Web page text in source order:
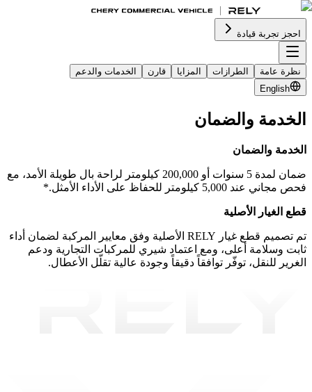
احجز تجربة قيادة
نظرة عامة الطرازات المزايا قارن
الخدمات والدعم
English
الخدمة والضمان
الخدمة والضمان
ضمان لمدة 5 سنوات أو 200,000 كيلومتر لراحة بال طويلة الأمد، مع
فحص مجاني عند 5,000 كيلومتر للحفاظ على الأداء الأمثل.*
قطع الغيار الأصلية
تم تصميم قطع غيار RELY الأصلية وفق معايير المركبة لضمان أداء
ثابت وسلامة أعلى، ومع اعتماد شيري للمركبات التجارية ودعم
الغرير للنقل، توفّر توافقاً دقيقاً وجودة عالية تقلّل الأعطال.